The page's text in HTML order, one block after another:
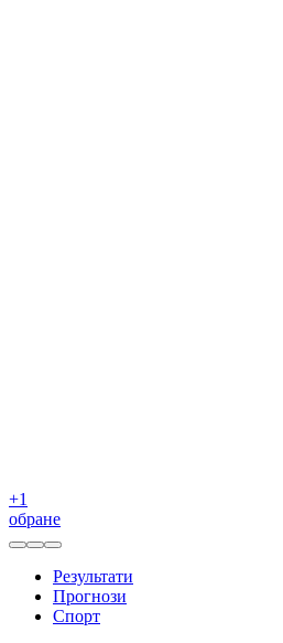
+1
обране
Результати
Прогнози
Спорт